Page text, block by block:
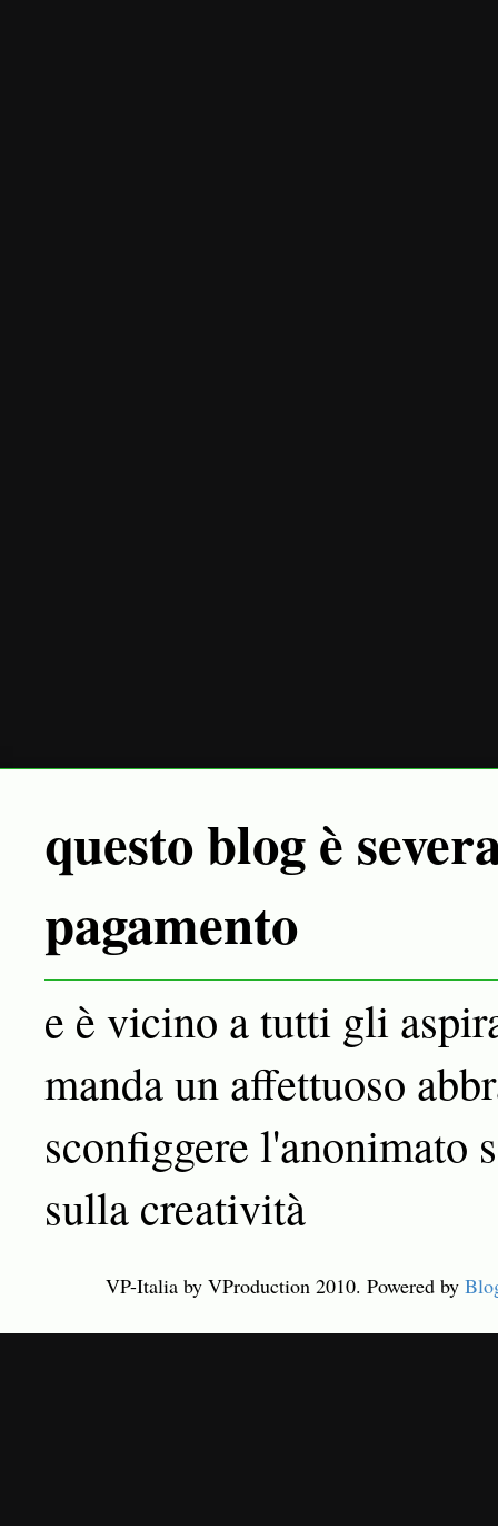
questo blog è
pagamento
e è vicino a tutti gli
manda un affettuoso
sconfiggere l'anonimato
sulla creatività
VP-Italia by VProduction 2010. Powered by